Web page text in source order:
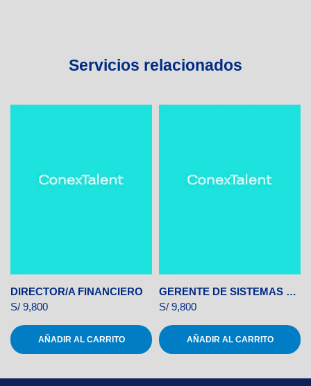
Servicios relacionados
DIRECTOR/A FINANCIERO
S/ 9,800
AÑADIR AL CARRITO
GERENTE DE SISTEMAS Y TECNOLOGÍA
S/ 9,800
AÑADIR AL CARRITO